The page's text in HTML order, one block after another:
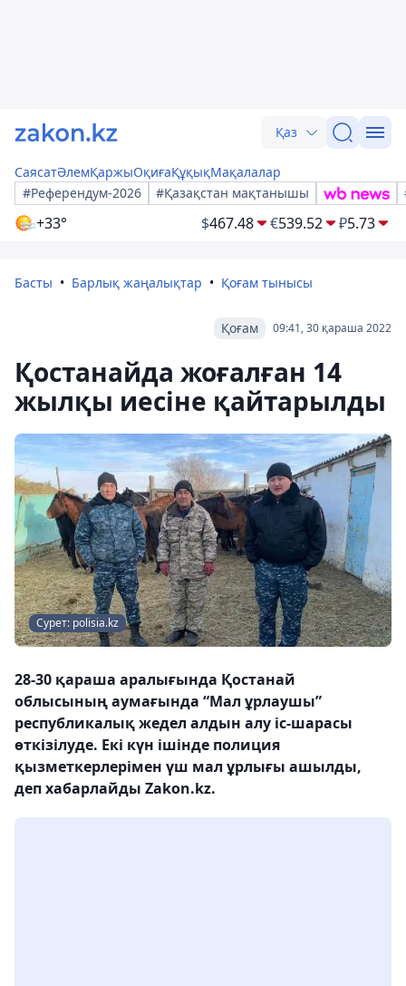
Қаз
СаясатӘлемҚаржыОқиғаҚұқықМақалалар
#Референдум-2026
#Қазақстан мақтанышы
+33° $467.48 €539.52 ₽5.73
Басты Барлық жаңалықтар Қоғам тынысы
09:41, 30 қараша 2022
Қоғам
Қостанайда жоғалған 14
жылқы иесіне қайтарылды
Сурет: polisia.kz
28-30 қараша аралығында Қостанай
облысының аумағында “Мал ұрлаушы”
республикалық жедел алдын алу іс-шарасы
өткізілуде. Екі күн ішінде полиция
қызметкерлерімен үш мал ұрлығы ашылды,
деп хабарлайды Zakon.kz.